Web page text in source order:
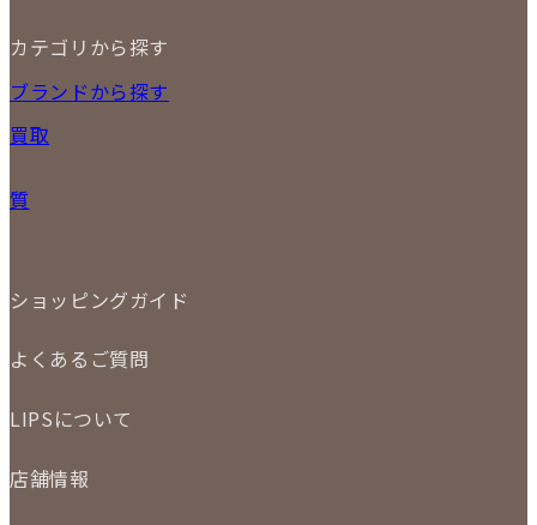
24
25
31
カテゴリから探す
NEW ITEM
時計
小物
ジュエリー
ブランドから探す
買取
店頭買取
LINE査定
買取実績
質
ショッピングガイド
商品について
お支払いについて
保証について
よくあるご質問
商品について
質について
返品について
LIPSについて
各事業部の紹介
店舗情報